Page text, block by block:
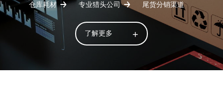
仓库耗材 专业猎头公司 尾货分销渠道
了解更多